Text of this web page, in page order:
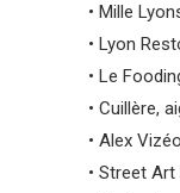
• Mille
• Lyon
• Le
• Cuillère,
• Alex Vizéo
• Street Art